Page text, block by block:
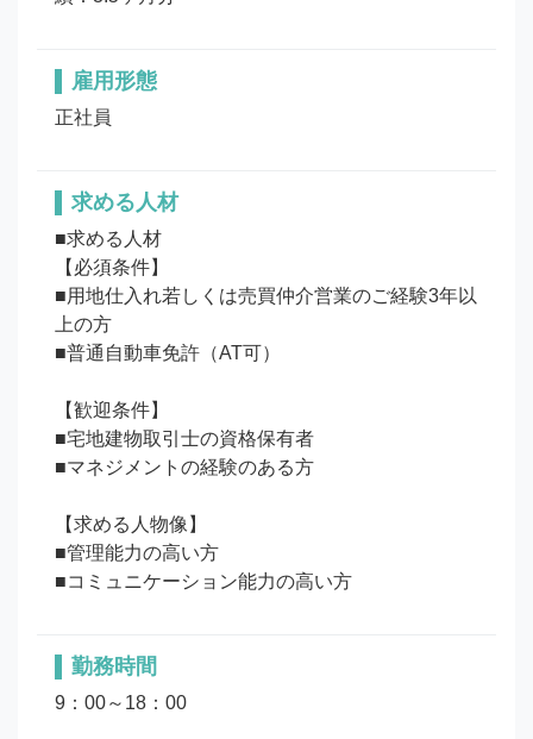
雇用形態
正社員
求める人材
■求める人材
【必須条件】
■用地仕入れ若しくは売買仲介営業のご経験3年以
上の方
■普通自動車免許（AT可）
【歓迎条件】
■宅地建物取引士の資格保有者
■マネジメントの経験のある方
【求める人物像】
■管理能力の高い方
勤務時間
9：00～18：00